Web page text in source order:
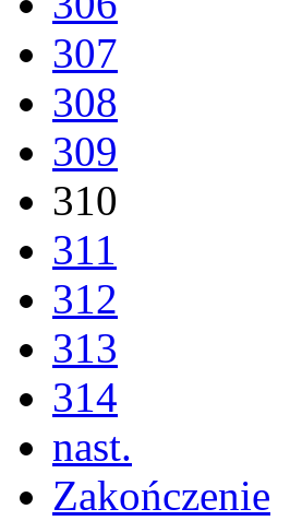
307
308
309
310
311
312
313
314
nast.
Zakończenie